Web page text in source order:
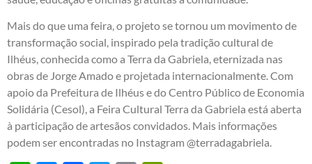
Mais do que uma feira, o projeto se tornou um movimento de
transformação social, inspirado pela tradição cultural de
Ilhéus, conhecida como a Terra da Gabriela, eternizada nas
obras de Jorge Amado e projetada internacionalmente. Com
apoio da Prefeitura de Ilhéus e do Centro Público de Economia
Solidária (Cesol), a Feira Cultural Terra da Gabriela está aberta
à participação de artesãos convidados. Mais informações
podem ser encontradas no Instagram @terradagabriela.